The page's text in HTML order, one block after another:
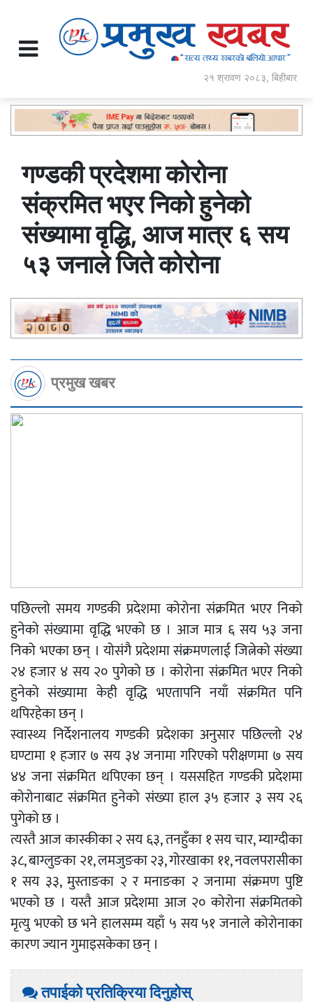
२१ श्रावण २०८३, बिहीबार
गण्डकी प्रदेशमा कोरोना
संक्रमित भएर निको हुनेको
संख्यामा वृद्धि, आज मात्र ६ सय
५३ जनाले जिते कोरोना
प्रमुख खबर
पछिल्लो समय गण्डकी प्रदेशमा कोरोना संक्रमित भएर निको
हुनेको संख्यामा वृद्धि भएको छ । आज मात्र ६ सय ५३ जना
निको भएका छन् । योसंगै प्रदेशमा संक्रमणलाई जित्नेको संख्या
२४ हजार ४ सय २० पुगेको छ । कोरोना संक्रमित भएर निको
हुनेको संख्यामा केही वृद्धि भएतापनि नयाँ संक्रमित पनि
थपिरहेका छन् ।
स्वास्थ्य निर्देशनालय गण्डकी प्रदेशका अनुसार पछिल्लो २४
घण्टामा १ हजार ७ सय ३४ जनामा गरिएको परीक्षणमा ७ सय
४४ जना संक्रमित थपिएका छन् । यससहित गण्डकी प्रदेशमा
कोरोनाबाट संक्रमित हुनेको संख्या हाल ३५ हजार ३ सय २६
पुगेको छ ।
त्यस्तै आज कास्कीका २ सय ६३, तनहुँका १ सय चार, म्याग्दीका
३८, बाग्लुङका २१, लमजुङका २३, गोरखाका ११, नवलपरासीका
१ सय ३३, मुस्ताङका २ र मनाङका २ जनामा संक्रमण पुष्टि
भएको छ । यस्तै आज प्रदेशमा आज २० कोरोना संक्रमितको
मृत्यु भएको छ भने हालसम्म यहाँ ५ सय ५१ जनाले कोरोनाका
कारण ज्यान गुमाइसकेका छन् ।
तपाईको प्रतिक्रिया दिनुहोस्